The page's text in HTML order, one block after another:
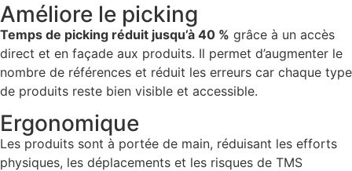
Améliore le picking
Temps de picking réduit jusqu’à 40 % grâce à un accès
direct et en façade aux produits. Il permet d’augmenter le
nombre de références et réduit les erreurs car chaque type
de produits reste bien visible et accessible.
Ergonomique
Les produits sont à portée de main, réduisant les efforts
physiques, les déplacements et les risques de TMS